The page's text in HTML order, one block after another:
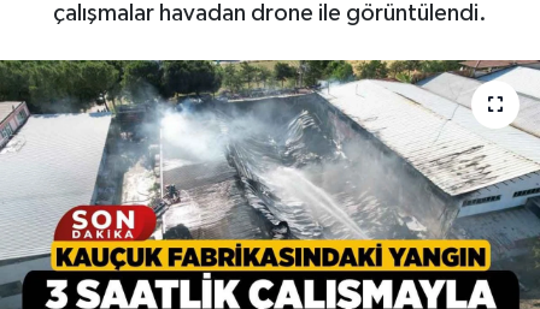
çalışmalar havadan drone ile görüntülendi.